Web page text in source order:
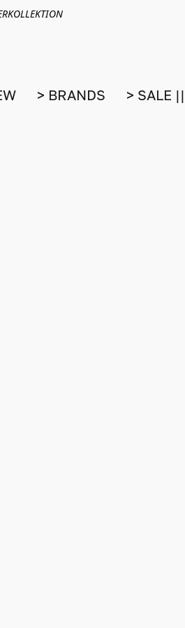
> BRANDS > SALE ||